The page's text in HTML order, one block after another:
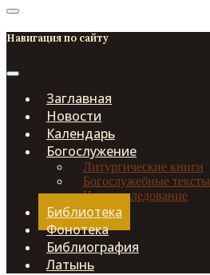
Навигация по сайту
Заглавная
Новости
Календарь
Богослужение
Литургические книги
Богослужебные тексты
Чинопоследование
Библиотека
Фонотека
Библиография
Латынь